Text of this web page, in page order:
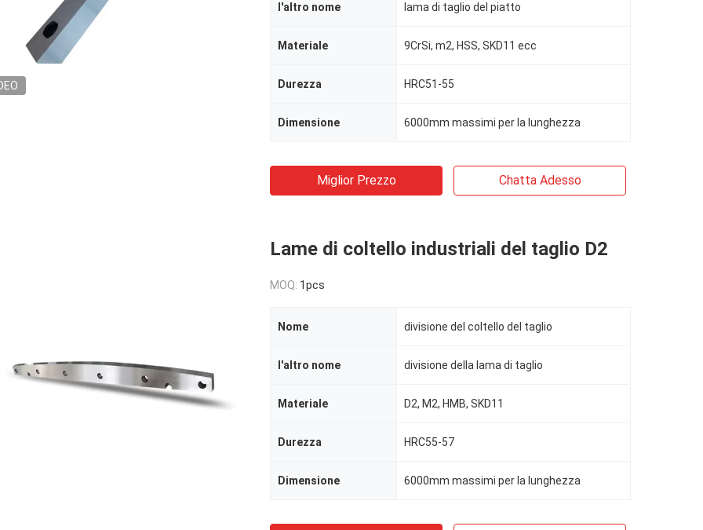
l'altro nome lama di taglio del piatto
Materiale 9CrSi, m2, HSS, SKD11 ecc
Durezza HRC51-55
Dimensione 6000mm massimi per la lunghezza
Miglior Prezzo Chatta Adesso
Lame di coltello industriali del taglio D2
MOQ: 1pcs
Nome divisione del coltello del taglio
l'altro nome divisione della lama di taglio
Materiale D2, M2, HMB, SKD11
Durezza HRC55-57
Dimensione 6000mm massimi per la lunghezza